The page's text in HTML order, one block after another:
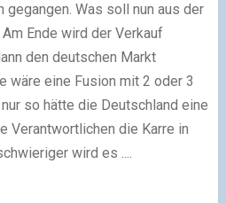
gegangen. Was soll nun aus der
Ende wird der Verkauf
den deutschen Markt
wäre eine Fusion mit 2 oder 3
so hätte die Deutschland eine
Verantwortlichen die Karre in
wird es ....